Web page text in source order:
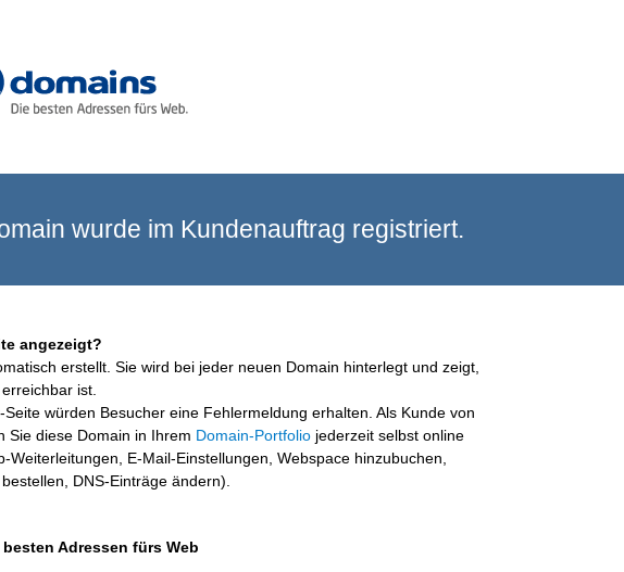
wurde im Kundenauftrag registriert.
angezeigt?
erstellt. Sie wird bei jeder neuen Domain hinterlegt und zeigt,
ist.
würden Besucher eine Fehlermeldung erhalten. Als Kunde von
Sie diese Domain in Ihrem Domain-Portfolio jederzeit selbst online
Weiterleitungen, E-Mail-Einstellungen, Webspace hinzubuchen,
DNS-Einträge ändern).
Adressen fürs Web